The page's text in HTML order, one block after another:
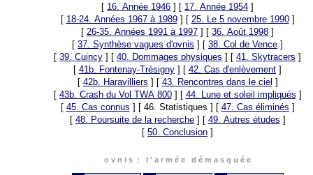
[ 16. Année 1946 ] [ 17. Année 1954 ]
[ 18-24. Années 1967 à 1989] [ 25. Le 5 novembre 1990]
[ 26-35. Années 1991 à 1997 ] [ 36. Août 1998 ]
[ 37. Synthèse vagues d'ovnis ] [ 38. Col de Vence ]
[ 39. Cuincy ] [ 40. Dommages physiques ] [ 41. Skytracers ]
[ 41b. Fontenay-Trésigny ] [ 42. Cas d'enlèvement ]
[ 42b. Haravilliers ] [ 43. Rencontres dans le ciel ]
[ 43b. Crash du Vol TWA 800] [ 44. Lune et soleil impliqués ]
[ 45. Cas connus ] [ 46. Statistiques ] [ 47. Cas éliminés ]
[ 48. Poursuite de la recherche] [ 49. Autres études ]
[ 50. Conclusion ]
o v n i s : l ' a r m é e d é m a s q u é e